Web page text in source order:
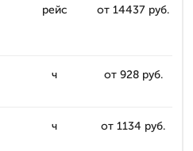
рейс от 14437 руб.
ч от 928 руб.
ч от 1134 руб.